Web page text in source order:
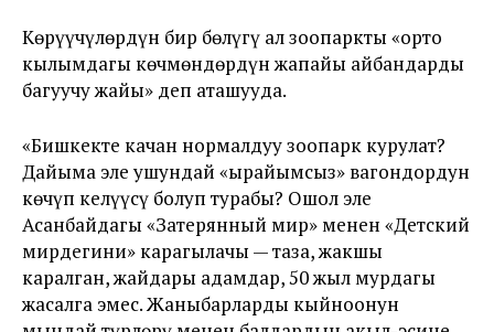
Көрүүчүлөрдүн бир бөлүгү ал зоопаркты «орто
кылымдагы көчмөндөрдүн жапайы айбандарды
багуучу жайы» деп аташууда.
«Бишкекте качан нормалдуу зоопарк курулат?
Дайыма эле ушундай «ырайымсыз» вагондордун
көчүп келүүсү болуп турабы? Ошол эле
Асанбайдагы «Затерянный мир» менен «Детский
мирдегини» карагылачы — таза, жакшы
каралган, жайдары адамдар, 50 жыл мурдагы
жасалга эмес. Жаныбарларды кыйноонун